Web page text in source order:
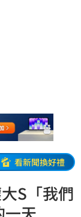
看新聞換好禮
S「我們